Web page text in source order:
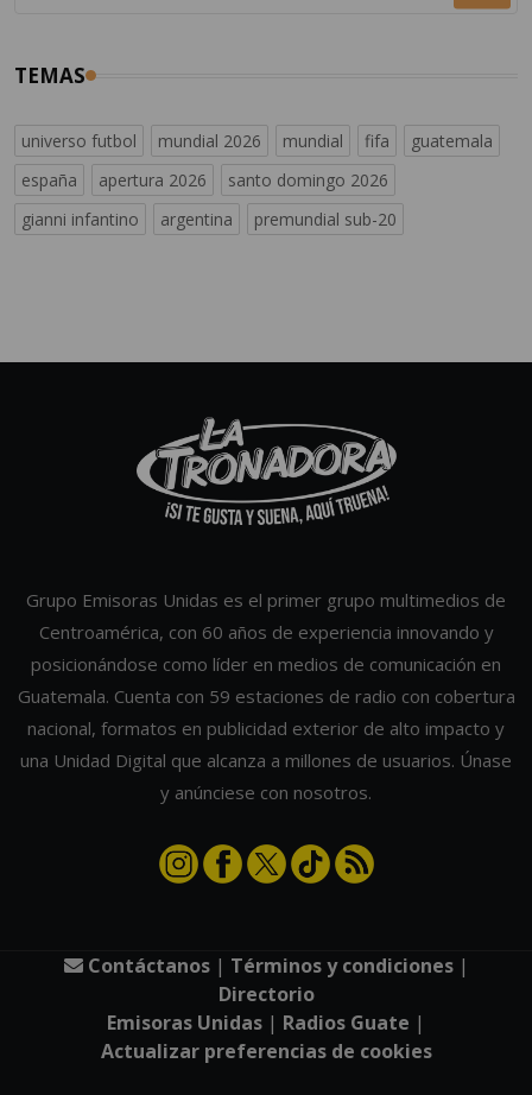
TEMAS
universo futbol mundial 2026 mundial fifa
guatemala
españa
apertura 2026
santo domingo 2026
gianni infantino
argentina premundial sub-20
Grupo Emisoras Unidas es el primer grupo multimedios de
Centroamérica, con 60 años de experiencia innovando y
posicionándose como líder en medios de comunicación en
Guatemala. Cuenta con 59 estaciones de radio con cobertura
nacional, formatos en publicidad exterior de alto impacto y
una Unidad Digital que alcanza a millones de usuarios. Únase
y anúnciese con nosotros.
Contáctanos| Términos y condiciones|
Directorio
Emisoras Unidas | Radios Guate |
Actualizar preferencias de cookies